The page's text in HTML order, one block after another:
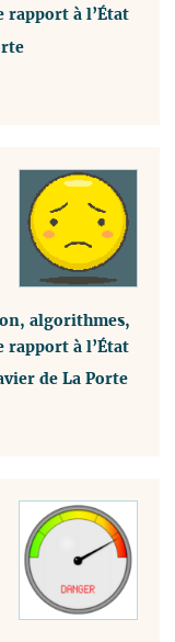
rapport à l’État
algorithmes,
rapport à l’État
de La Porte